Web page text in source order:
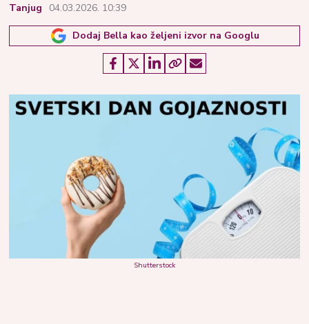
Tanjug 04.03.2026. 10:39
Dodaj Bella kao željeni izvor na Googlu
Shutterstock